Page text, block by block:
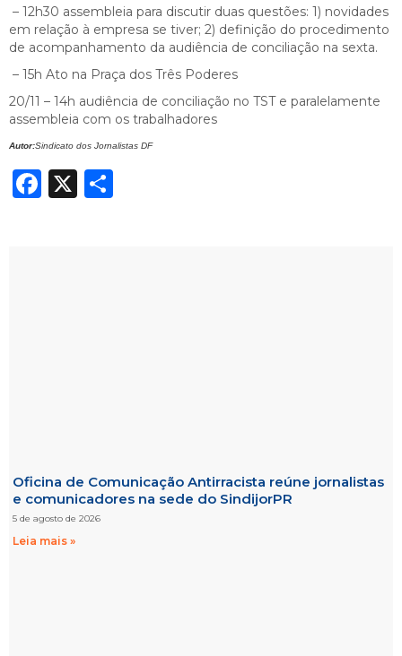
– 12h30 assembleia para discutir duas questões: 1) novidades
em relação à empresa se tiver; 2) definição do procedimento
de acompanhamento da audiência de conciliação na sexta.
– 15h Ato na Praça dos Três Poderes
20/11 – 14h audiência de conciliação no TST e paralelamente
assembleia com os trabalhadores
Autor:Sindicato dos Jornalistas DF
Facebook
X
Oficina de Comunicação Antirracista reúne jornalistas
e comunicadores na sede do SindijorPR
5 de agosto de 2026
Leia mais »